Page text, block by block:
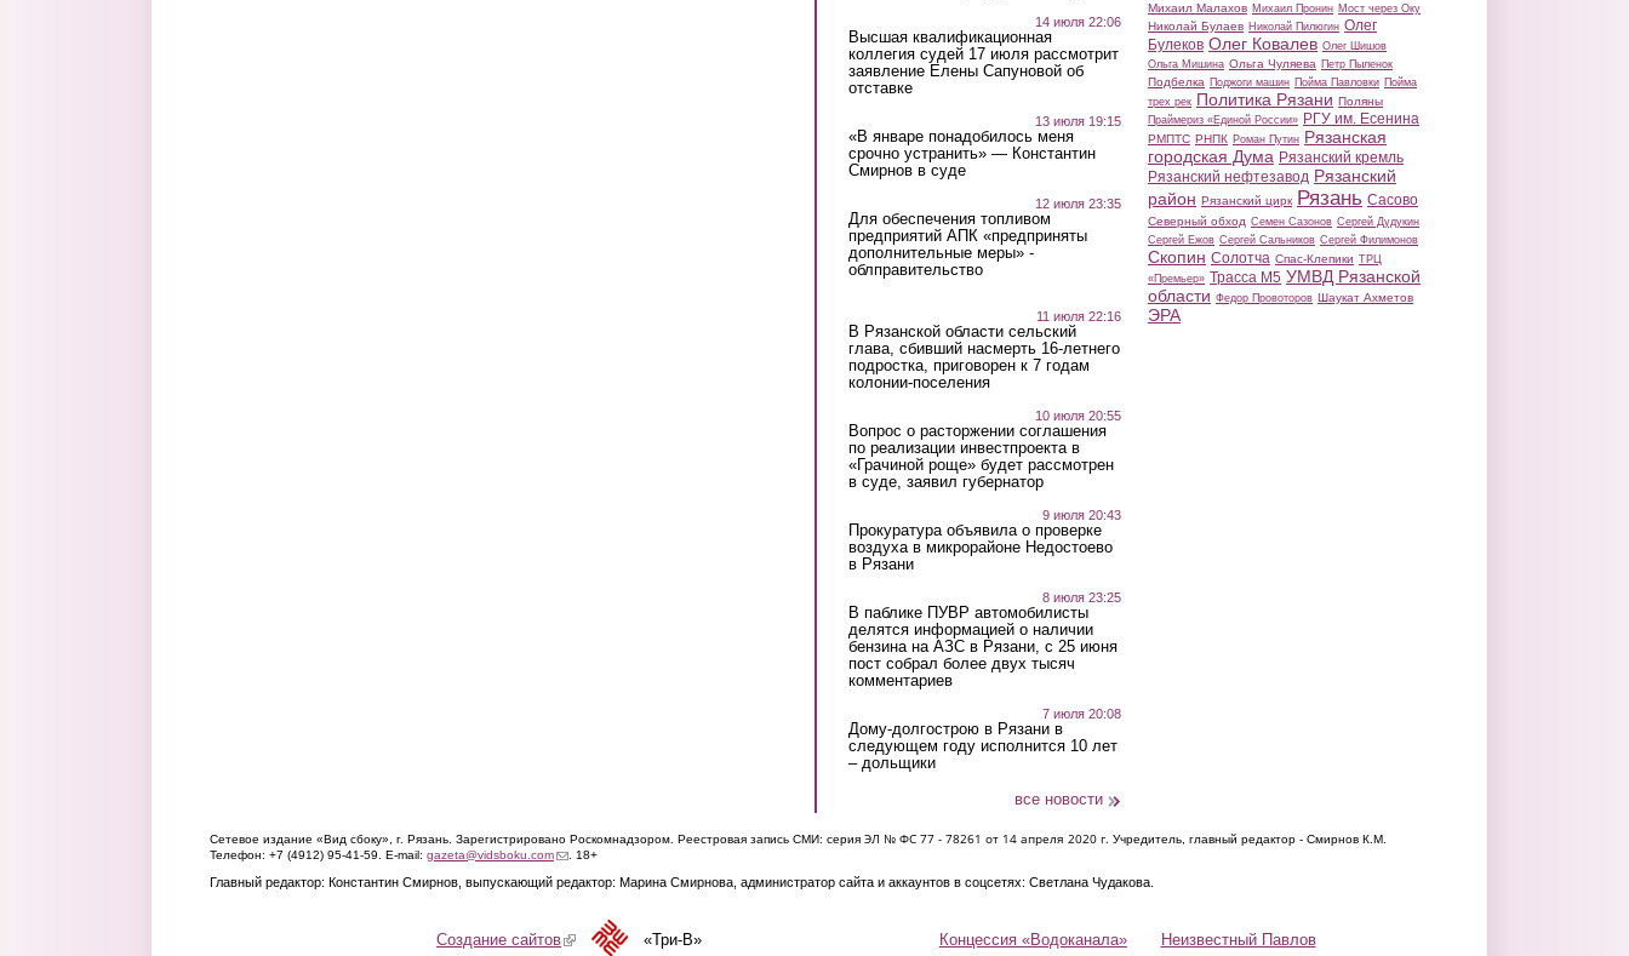
14 июля 22:06
Высшая квалификационная
коллегия судей 17 июля рассмотрит
заявление Елены Сапуновой об
отставке
13 июля 19:15
«В январе понадобилось меня
срочно устранить» — Константин
Смирнов в суде
12 июля 23:35
Для обеспечения топливом
предприятий АПК «предприняты
дополнительные меры» -
облправительство
11 июля 22:16
В Рязанской области сельский
глава, сбивший насмерть 16-летнего
подростка, приговорен к 7 годам
колонии-поселения
10 июля 20:55
Вопрос о расторжении соглашения
по реализации инвестпроекта в
«Грачиной роще» будет рассмотрен
в суде, заявил губернатор
9 июля 20:43
Прокуратура объявила о проверке
воздуха в микрорайоне Недостоево
в Рязани
8 июля 23:25
В паблике ПУВР автомобилисты
делятся информацией о наличии
бензина на АЗС в Рязани, с 25 июня
пост собрал более двух тысяч
комментариев
7 июля 20:08
Дому-долгострою в Рязани в
следующем году исполнится 10 лет
– дольщики
все новости
Михаил Малахов Михаил Пронин Мост через Оку
Николай Булаев Николай Пилюгин Олег
Булеков Олег Ковалев Олег Шишов
Ольга Мишина Ольга Чуляева Петр Пыленок
Подбелка Поджоги машин Пойма Павловки Пойма
трех рек Политика Рязани Поляны
Праймериз «Единой России» РГУ им. Есенина
РМПТС РНПК Роман Путин Рязанская
городская Дума Рязанский кремль
Рязанский нефтезавод Рязанский
район Рязанский цирк Рязань Сасово
Северный обход Семен Сазонов Сергей Дудукин
Сергей Ежов Сергей Сальников Сергей Филимонов
Скопин Солотча Спас-Клепики ТРЦ
«Премьер» Трасса М5 УМВД Рязанской
области Федор Провоторов Шаукат Ахметов
ЭРА
Сетевое издание «Вид сбоку», г. Рязань. Зарегистрировано Роскомнадзором. Реестровая запись СМИ: серия ЭЛ № ФС 77 - 78261 от 14 апреля 2020 г. Учредитель, главный редактор - Смирнов К.М.
Телефон: +7 (4912) 95-41-59. E-mail: gazeta@vidsboku.com(link sends e-mail)
. 18+
Главный редактор: Константин Смирнов, выпускающий редактор: Марина Смирнова, администратор сайта и аккаунтов в соцсетях: Светлана Чудакова.
Концессия «Водоканала» Неизвестный Павлов
Создание сайтов(link is external)«Три-В»